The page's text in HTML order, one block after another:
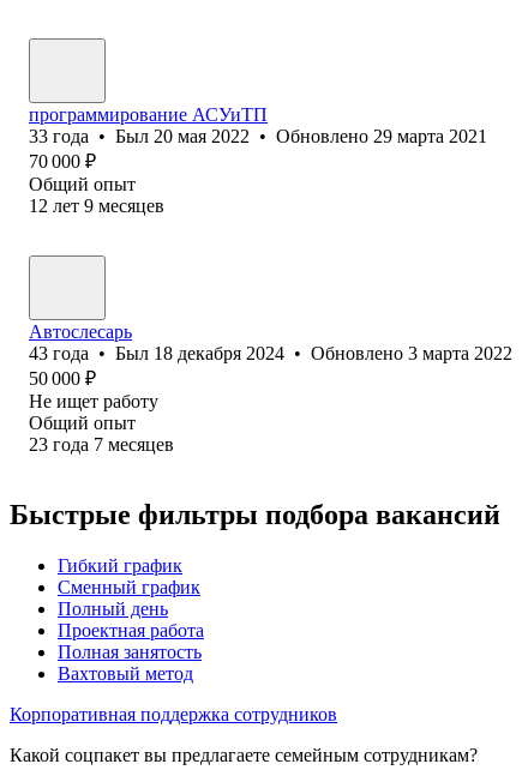
программирование АСУиТП
33 года • Был 20 мая 2022 • Обновлено 29 марта 2021
70 000 ₽
Общий опыт
12 лет 9 месяцев
Автослесарь
43 года • Был 18 декабря 2024 • Обновлено 3 марта 2022
50 000 ₽
Не ищет работу
Общий опыт
23 года 7 месяцев
Быстрые фильтры подбора вакансий
Гибкий график
Сменный график
Полный день
Проектная работа
Полная занятость
Вахтовый метод
Корпоративная поддержка сотрудников
Какой соцпакет вы предлагаете семейным сотрудникам?